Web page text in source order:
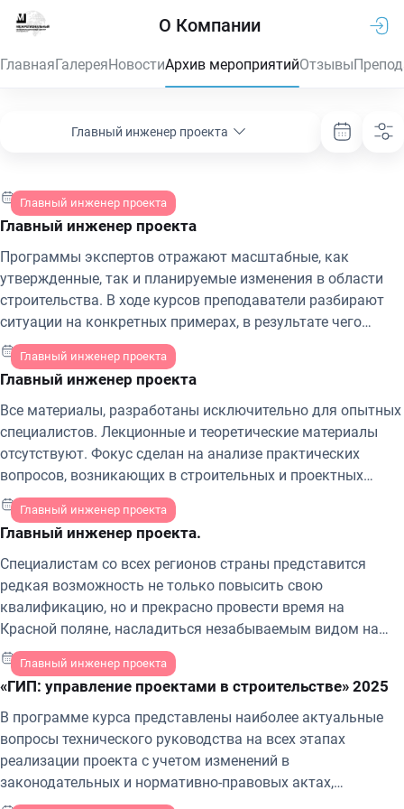
О Компании
ГлавнаяГалереяНовостиАрхив мероприятийОтзывы
Главный инженер проекта
Главный инженер проекта
18-19 декабря 2025 г.
Главный инженер проекта
Программы экспертов отражают масштабные, как
утвержденные, так и планируемые изменения в области
строительства. В ходе курсов преподаватели разбирают
ситуации на конкретных примерах, в результате чего
специалисты смогут не только систематизировать уже
имеющиеся знания, но и почерпнуть много новой и
полезной информации.
Главный инженер проекта
15-16 декабря 2025 г.
Главный инженер проекта
Все материалы, разработаны исключительно для опытных
специалистов. Лекционные и теоретические материалы
отсутствуют. Фокус сделан на анализе практических
вопросов, возникающих в строительных и проектных
отделах. Участники будут повышать квалификацию
только у ведущих практиков страны, получать
информацию только от первоисточников и только на
самых комфортных площадках вашего региона.
Главный инженер проекта
3-5 декабря 2025 г.
Главный инженер проекта.
Специалистам со всех регионов страны представится
редкая возможность не только повысить свою
квалификацию, но и прекрасно провести время на
Красной поляне, насладиться незабываемым видом на
горные вершины и побывать в горнолыжном центре
мирового уровня.
Главный инженер проекта
9-10 октября 2025 г.
«ГИП: управление проектами в строительстве» 2025
В программе курса представлены наиболее актуальные
вопросы технического руководства на всех этапах
реализации проекта с учетом изменений в
законодательных и нормативно-правовых актах,
регламентирующих деятельность организаций в области